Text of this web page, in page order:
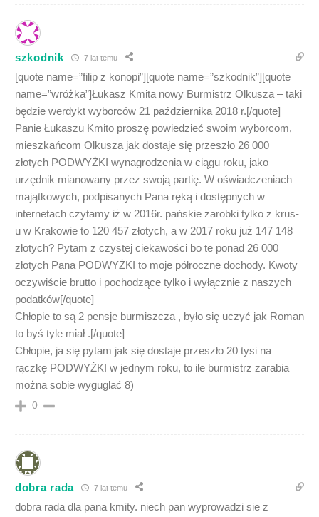
szkodnik 7 lat temu
[quote name=”filip z konopi”][quote name=”szkodnik”][quote
name=”wróżka”]Łukasz Kmita nowy Burmistrz Olkusza – taki
będzie werdykt wyborców 21 października 2018 r.[/quote]
Panie Łukaszu Kmito proszę powiedzieć swoim wyborcom,
mieszkańcom Olkusza jak dostaje się przeszło 26 000
złotych PODWYŻKI wynagrodzenia w ciągu roku, jako
urzędnik mianowany przez swoją partię. W oświadczeniach
majątkowych, podpisanych Pana ręką i dostępnych w
internetach czytamy iż w 2016r. pańskie zarobki tylko z krus-
u w Krakowie to 120 457 złotych, a w 2017 roku już 147 148
złotych? Pytam z czystej ciekawości bo te ponad 26 000
złotych Pana PODWYŻKI to moje półroczne dochody. Kwoty
oczywiście brutto i pochodzące tylko i wyłącznie z naszych
podatków[/quote]
Chłopie to są 2 pensje burmiszcza , było się uczyć jak Roman
to byś tyle miał .[/quote]
Chłopie, ja się pytam jak się dostaje przeszło 20 tysi na
rączkę PODWYŻKI w jednym roku, to ile burmistrz zarabia
można sobie wyguglać 8)
0
dobra rada 7 lat temu
dobra rada dla pana kmity. niech pan wyprowadzi sie z